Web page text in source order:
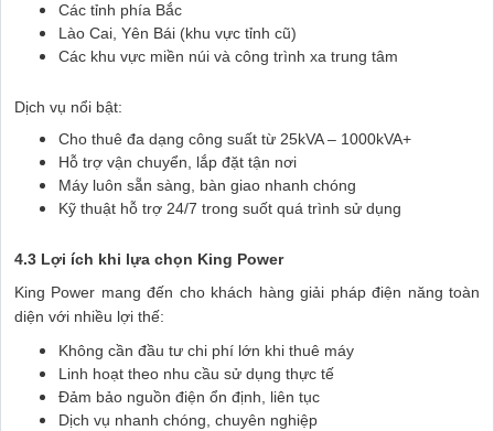
Các tỉnh phía Bắc
Lào Cai, Yên Bái (khu vực tỉnh cũ)
Các khu vực miền núi và công trình xa trung tâm
Dịch vụ nổi bật:
Cho thuê đa dạng công suất từ 25kVA – 1000kVA+
Hỗ trợ vận chuyển, lắp đặt tận nơi
Máy luôn sẵn sàng, bàn giao nhanh chóng
Kỹ thuật hỗ trợ 24/7 trong suốt quá trình sử dụng
4.3 Lợi ích khi lựa chọn King Power
King Power mang đến cho khách hàng giải pháp điện năng toàn
diện với nhiều lợi thế:
Không cần đầu tư chi phí lớn khi thuê máy
Linh hoạt theo nhu cầu sử dụng thực tế
Đảm bảo nguồn điện ổn định, liên tục
Dịch vụ nhanh chóng, chuyên nghiệp